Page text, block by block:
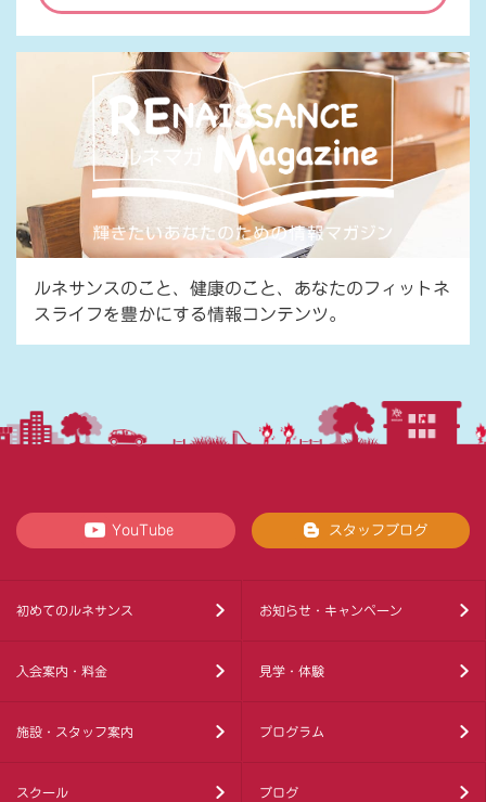
ルネサンスのこと、健康のこと、あなたのフィットネ
スライフを豊かにする情報コンテンツ。
YouTube スタッフブログ
初めてのルネサンス お知らせ・キャンペーン
入会案内・料金 見学・体験
施設・スタッフ案内 プログラム
スクール ブログ